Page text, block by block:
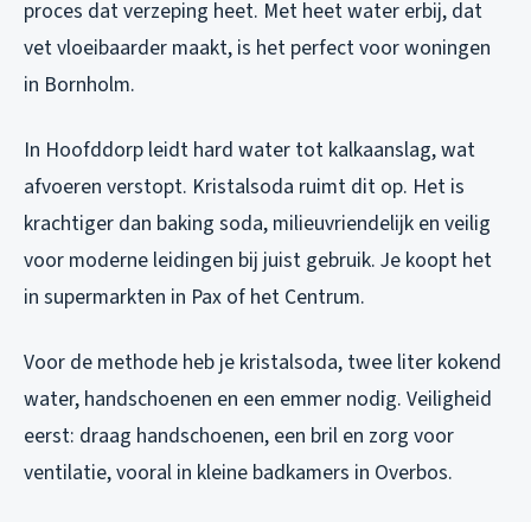
proces dat verzeping heet. Met heet water erbij, dat
vet vloeibaarder maakt, is het perfect voor woningen
in Bornholm.
In Hoofddorp leidt hard water tot kalkaanslag, wat
afvoeren verstopt. Kristalsoda ruimt dit op. Het is
krachtiger dan baking soda, milieuvriendelijk en veilig
voor moderne leidingen bij juist gebruik. Je koopt het
in supermarkten in Pax of het Centrum.
Voor de methode heb je kristalsoda, twee liter kokend
water, handschoenen en een emmer nodig. Veiligheid
eerst: draag handschoenen, een bril en zorg voor
ventilatie, vooral in kleine badkamers in Overbos.